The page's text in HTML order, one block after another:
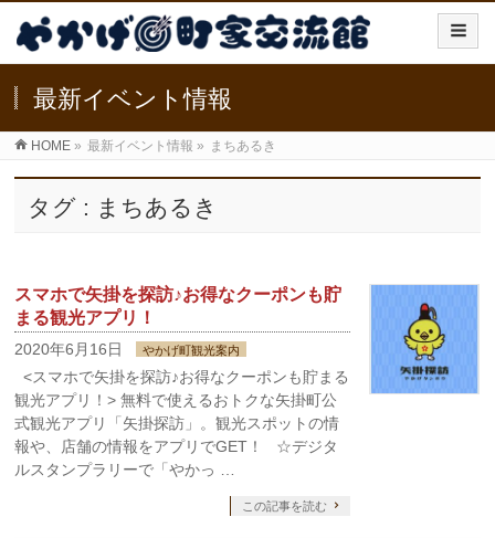
最新イベント情報
HOME » 最新イベント情報 » まちあるき
タグ : まちあるき
スマホで矢掛を探訪♪お得なクーポンも貯
まる観光アプリ！
2020年6月16日 やかげ町観光案内
<スマホで矢掛を探訪♪お得なクーポンも貯まる
観光アプリ！> 無料で使えるおトクな矢掛町公
式観光アプリ「矢掛探訪」。観光スポットの情
報や、店舗の情報をアプリでGET！ ☆デジタ
ルスタンプラリーで「やかっ …
この記事を読む